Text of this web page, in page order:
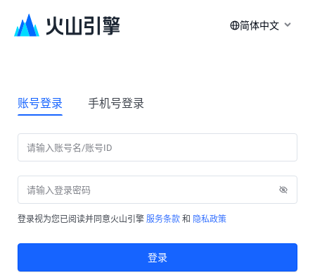
简体中文
账号登录 手机号登录
登录视为您已阅读并同意火山引擎 服务条款 和 隐私政策
登录